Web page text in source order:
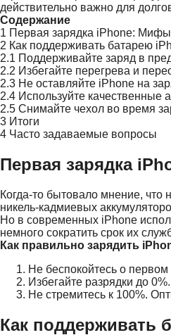
действительно важно для
Содержание
1 Первая зарядка iPhone: Мифы
2 Как поддерживать батарею
2.1 Поддерживайте заряд в
2.2 Избегайте перегрева и
2.3 Не оставляйте iPhone на
2.4 Используйте качественные
2.5 Снимайте чехол во время
3 Итоги
4 Часто задаваемые вопросы
Первая зарядка
Когда-то бытовало мнение,
никель-кадмиевых
Но в современных iPhone
немного сократить срок их
Как правильно зарядить
Не беспокойтесь о
Избегайте разрядки до
Не стремитесь к 100%.
Как поддерживать